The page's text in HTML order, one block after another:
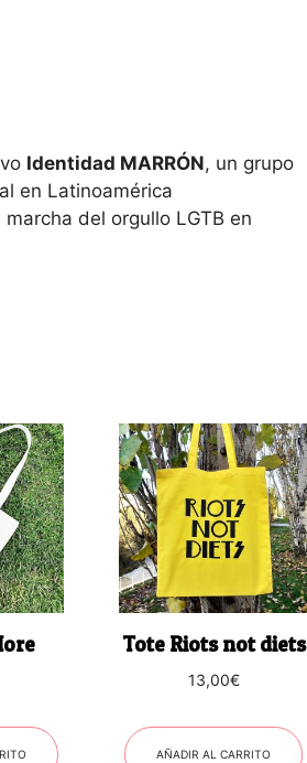
Identidad MARRÓN, un grupo
en Latinoamérica
del orgullo LGTB en
Tote Riots not diets
13,00€
AÑADIR AL CARRITO